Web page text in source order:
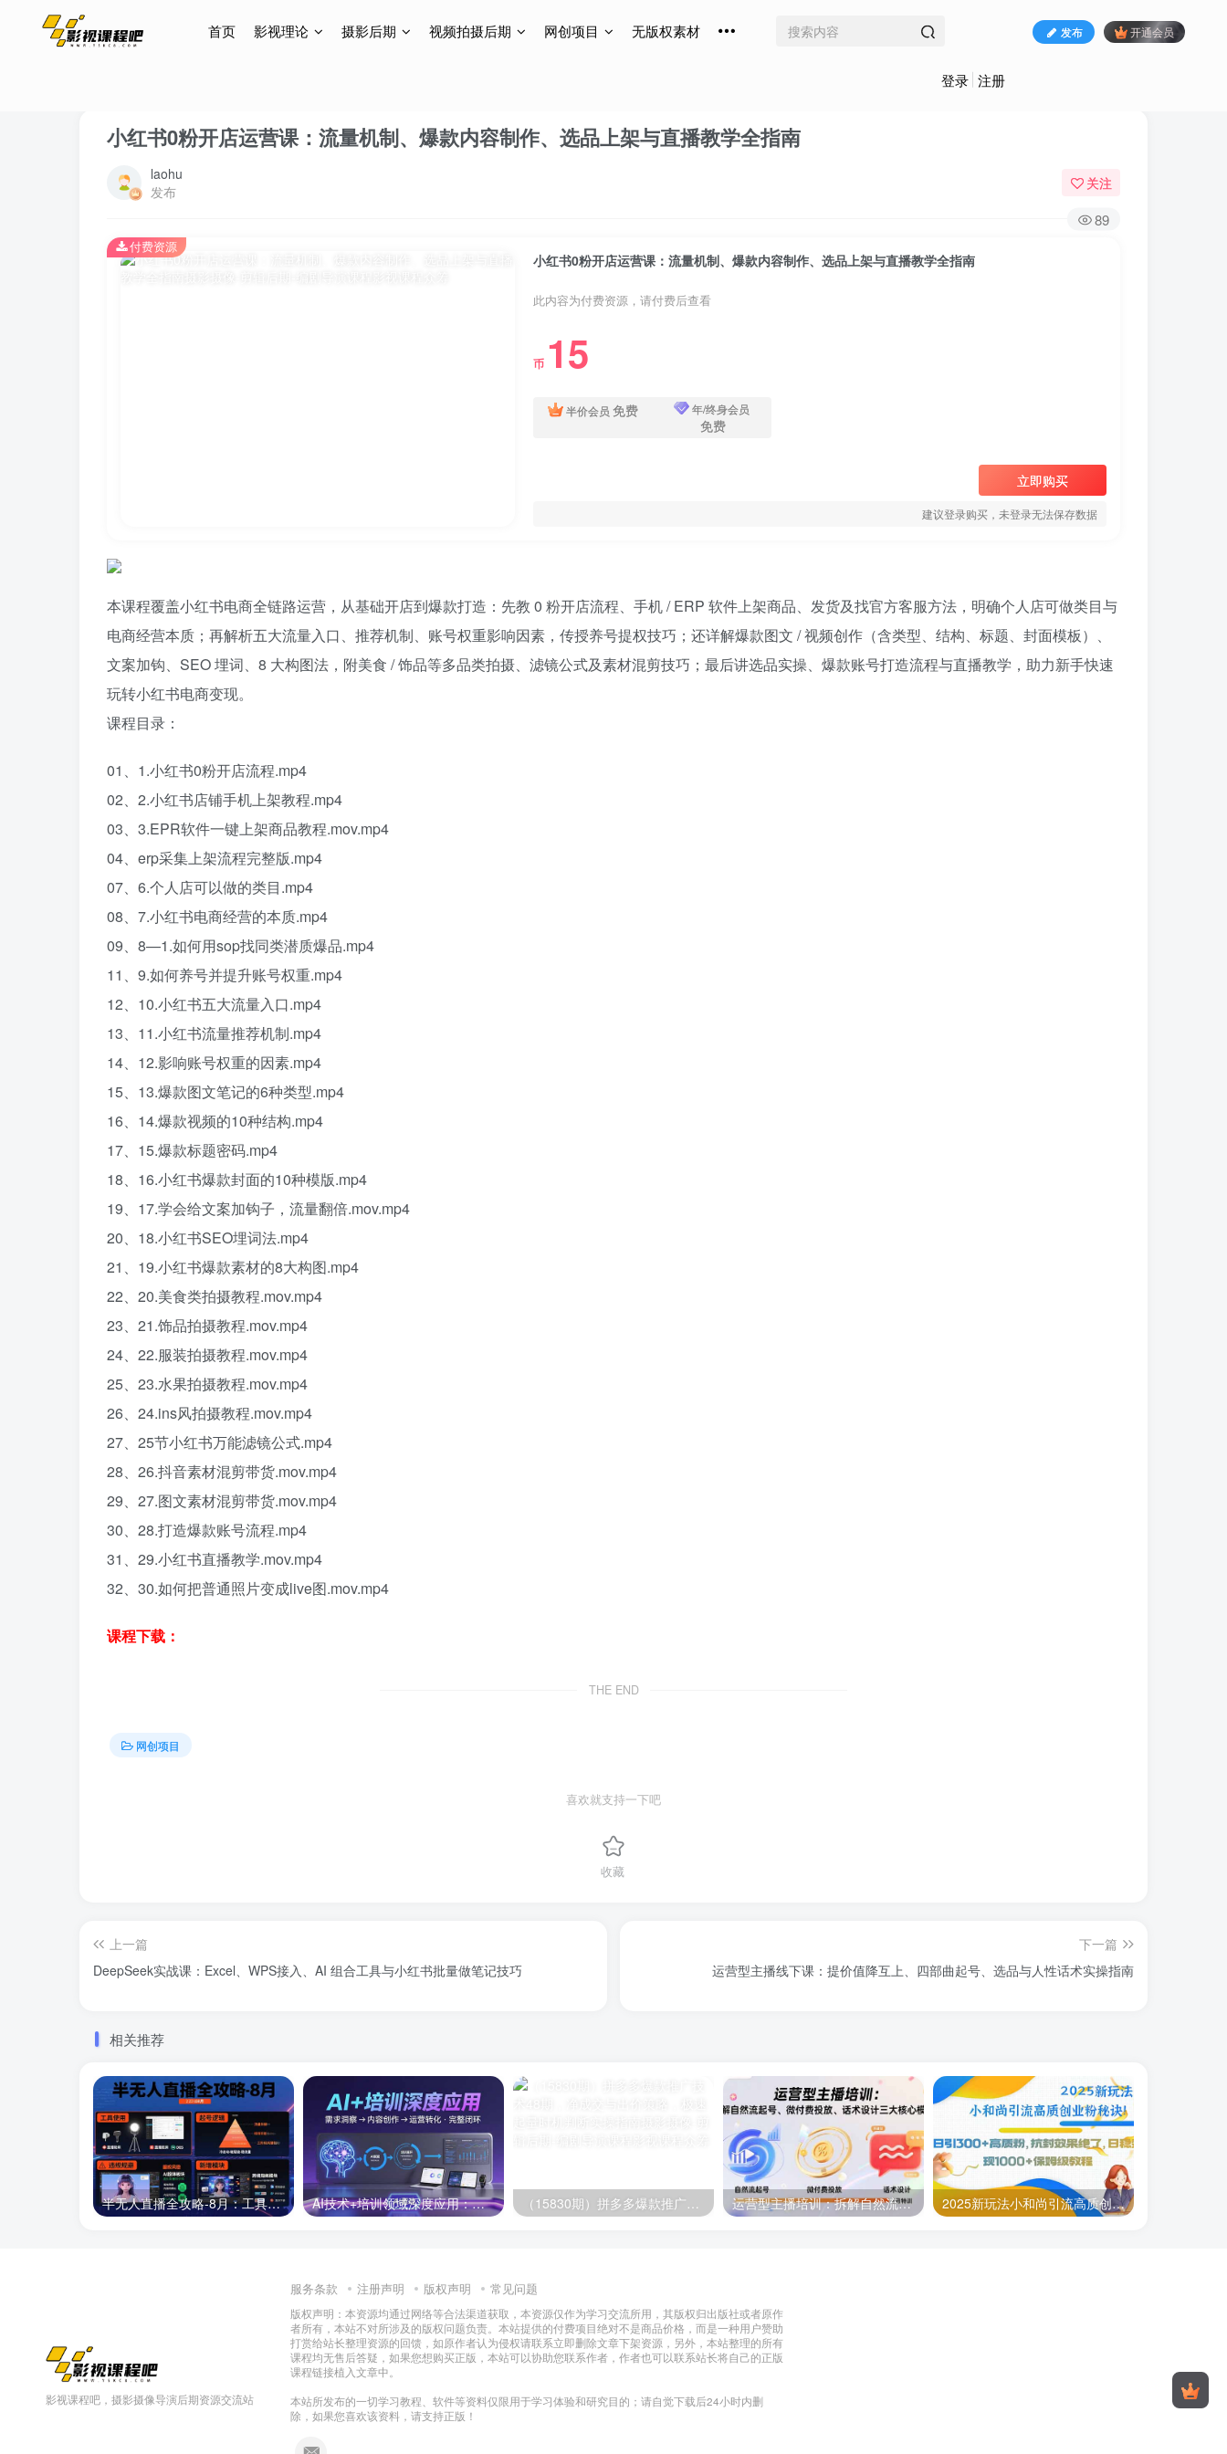
首页 影视理论 摄影后期 视频拍摄后期 网创项目 无版权素材 发布 开通会员
登录 注册
小红书0粉开店运营课：流量机制、爆款内容制作、选品上架与直播教学全指南
laohu
发布
关注
89
小红书0粉开店运营课：流量机制、爆款内容制作、选品上架与直播教学全指南
此内容为付费资源，请付费后查看
币 15
半价会员 免费 年/终身会员
免费
立即购买
建议登录购买，未登录无法保存数据
付费资源
本课程覆盖小红书电商全链路运营，从基础开店到爆款打造：先教 0 粉开店流程、手机 / ERP 软件上架商品、发货及找官方客服方法，明确个人店可做类目与
电商经营本质；再解析五大流量入口、推荐机制、账号权重影响因素，传授养号提权技巧；还详解爆款图文 / 视频创作（含类型、结构、标题、封面模板）、
文案加钩、SEO 埋词、8 大构图法，附美食 / 饰品等多品类拍摄、滤镜公式及素材混剪技巧；最后讲选品实操、爆款账号打造流程与直播教学，助力新手快速
玩转小红书电商变现。
课程目录：
01、1.小红书0粉开店流程.mp4
02、2.小红书店铺手机上架教程.mp4
03、3.EPR软件一键上架商品教程.mov.mp4
04、erp采集上架流程完整版.mp4
07、6.个人店可以做的类目.mp4
08、7.小红书电商经营的本质.mp4
09、8—1.如何用sop找同类潜质爆品.mp4
11、9.如何养号并提升账号权重.mp4
12、10.小红书五大流量入口.mp4
13、11.小红书流量推荐机制.mp4
14、12.影响账号权重的因素.mp4
15、13.爆款图文笔记的6种类型.mp4
16、14.爆款视频的10种结构.mp4
17、15.爆款标题密码.mp4
18、16.小红书爆款封面的10种模版.mp4
19、17.学会给文案加钩子，流量翻倍.mov.mp4
20、18.小红书SEO埋词法.mp4
21、19.小红书爆款素材的8大构图.mp4
22、20.美食类拍摄教程.mov.mp4
23、21.饰品拍摄教程.mov.mp4
24、22.服装拍摄教程.mov.mp4
25、23.水果拍摄教程.mov.mp4
26、24.ins风拍摄教程.mov.mp4
27、25节小红书万能滤镜公式.mp4
28、26.抖音素材混剪带货.mov.mp4
29、27.图文素材混剪带货.mov.mp4
30、28.打造爆款账号流程.mp4
31、29.小红书直播教学.mov.mp4
32、30.如何把普通照片变成live图.mov.mp4
课程下载：
THE END
网创项目
喜欢就支持一下吧
收藏
上一篇
DeepSeek实战课：Excel、WPS接入、AI 组合工具与小红书批量做笔记技巧
下一篇
运营型主播线下课：提价值降互上、四部曲起号、选品与人性话术实操指南
相关推荐
半无人直播全攻略-8月：工具使用+起号逻辑+违规规避,新增AI超体与跨境模块 AI技术+培训领域深度应用：需求洞察-内容创作-运营转化 的完整闭环 运营型主播培训：拆解自然流起号、微付费投放、话术设计三大核心模块-8月 2025新玩法小和尚引流高质创业粉秘诀！日引300+高质粉，抗封效果绝了，…
影视课程吧，摄影摄像导演后期资源交流站
服务条款 注册声明 版权声明 常见问题
版权声明：本资源均通过网络等合法渠道获取，本资源仅作为学习交流所用，其版权归出版社或者原作
者所有，本站不对所涉及的版权问题负责。本站提供的付费项目绝对不是商品价格，而是一种用户赞助
打赏给站长整理资源的回馈，如原作者认为侵权请联系立即删除文章下架资源，另外，本站整理的所有
课程均无售后答疑，如果您想购买正版，本站可以协助您联系作者，作者也可以联系站长将自己的正版
课程链接植入文章中。
本站所发布的一切学习教程、软件等资料仅限用于学习体验和研究目的；请自觉下载后24小时内删
除，如果您喜欢该资料，请支持正版！